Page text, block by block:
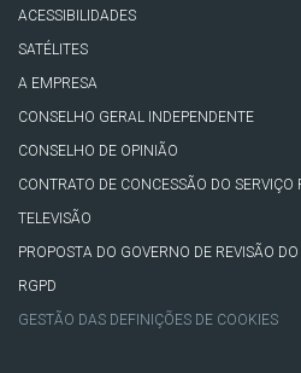
ACESSIBILIDADES
SATÉLITES
A EMPRESA
CONSELHO GERAL INDEPENDENTE
CONSELHO DE OPINIÃO
CONTRATO DE CONCESSÃO DO SERVIÇO
TELEVISÃO
PROPOSTA DO GOVERNO DE REVISÃO DO
RGPD
GESTÃO DAS DEFINIÇÕES DE COOKIES